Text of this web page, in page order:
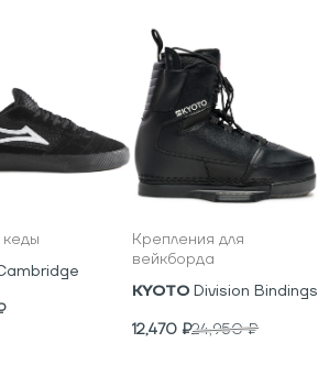
Крепления для
вейкборда
KYOTO Division Bindings
12,470 ₽24,950₽